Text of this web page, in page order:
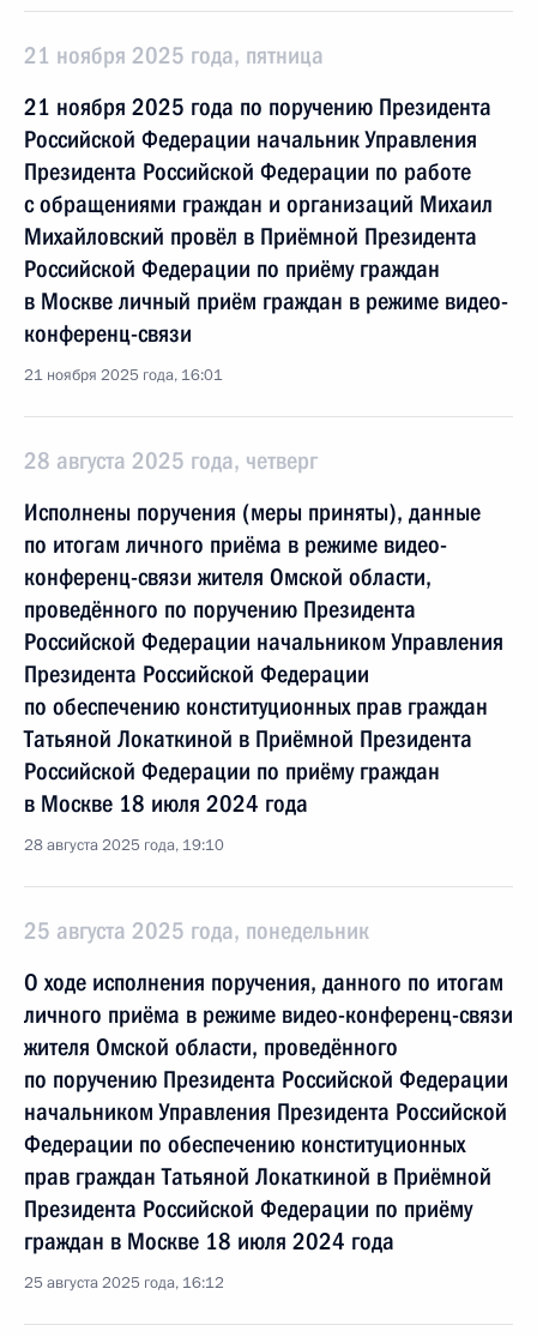
21 ноября 2025 года, пятница
21 ноября 2025 года по поручению Президента
Российской Федерации начальник Управления
Президента Российской Федерации по работе
с обращениями граждан и организаций Михаил
Михайловский провёл в Приёмной Президента
Российской Федерации по приёму граждан
в Москве личный приём граждан в режиме видео-
конференц-связи
21 ноября 2025 года, 16:01
28 августа 2025 года, четверг
Исполнены поручения (меры приняты), данные
по итогам личного приёма в режиме видео-
конференц-связи жителя Омской области,
проведённого по поручению Президента
Российской Федерации начальником Управления
Президента Российской Федерации
по обеспечению конституционных прав граждан
Татьяной Локаткиной в Приёмной Президента
Российской Федерации по приёму граждан
в Москве 18 июля 2024 года
28 августа 2025 года, 19:10
25 августа 2025 года, понедельник
О ходе исполнения поручения, данного по итогам
личного приёма в режиме видео-конференц-связи
жителя Омской области, проведённого
по поручению Президента Российской Федерации
начальником Управления Президента Российской
Федерации по обеспечению конституционных
прав граждан Татьяной Локаткиной в Приёмной
Президента Российской Федерации по приёму
граждан в Москве 18 июля 2024 года
25 августа 2025 года, 16:12